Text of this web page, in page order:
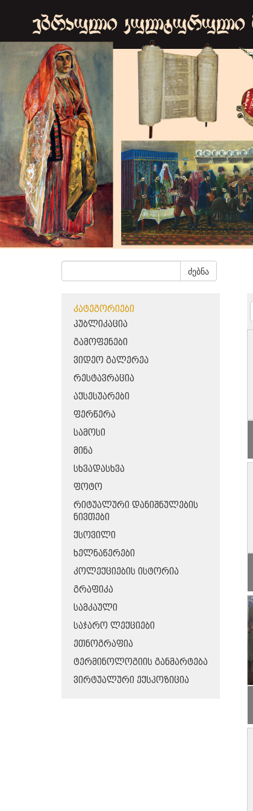
ძებნა
ᲙᲐᲢᲔᲒᲝᲠᲘᲔᲑᲘ
ᲞᲣᲑᲚᲘᲙᲐᲪᲘᲐ
ᲒᲐᲛᲝᲤᲔᲜᲔᲑᲘ
ᲕᲘᲓᲔᲝ ᲒᲐᲚᲔᲠᲔᲐ
ᲠᲔᲡᲢᲐᲕᲠᲐᲪᲘᲐ
ᲐᲥᲡᲔᲡᲣᲐᲠᲔᲑᲘ
ᲤᲔᲠᲬᲔᲠᲐ
ᲡᲐᲛᲝᲡᲘ
ᲛᲘᲜᲐ
ᲡᲮᲕᲐᲓᲐᲡᲮᲕᲐ
ᲤᲝᲢᲝ
ᲠᲘᲢᲣᲐᲚᲣᲠᲘ ᲓᲐᲜᲘᲨᲜᲣᲚᲔᲑᲘᲡ
ᲜᲘᲕᲗᲔᲑᲘ
ᲥᲡᲝᲕᲘᲚᲘ
ᲮᲔᲚᲜᲐᲬᲔᲠᲔᲑᲘ
ᲙᲝᲚᲔᲥᲪᲘᲔᲑᲘᲡ ᲘᲡᲢᲝᲠᲘᲐ
ᲒᲠᲐᲤᲘᲙᲐ
ᲡᲐᲛᲙᲐᲣᲚᲘ
ᲡᲐᲯᲐᲠᲝ ᲚᲔᲥᲪᲘᲔᲑᲘ
ᲔᲗᲜᲝᲒᲠᲐᲤᲘᲐ
ᲢᲔᲠᲛᲘᲜᲝᲚᲝᲒᲘᲘᲡ ᲒᲐᲜᲛᲐᲠᲢᲔᲑᲐ
ᲕᲘᲠᲢᲣᲐᲚᲣᲠᲘ ᲔᲥᲡᲞᲝᲖᲘᲪᲘᲐ